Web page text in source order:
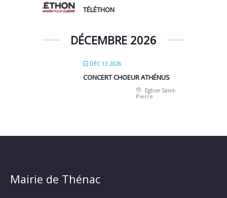
TÉLÉTHON
DÉCEMBRE 2026
DÉC 13 2026
CONCERT CHOEUR ATHÉNUS
Eglise Saint-
Pierre
Mairie de Thénac